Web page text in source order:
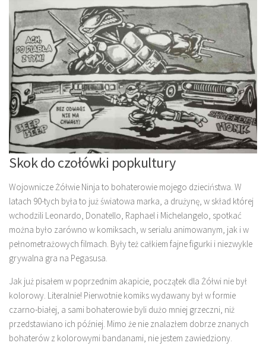
Skok do czołówki popkultury
Wojownicze Żółwie Ninja to bohaterowie mojego dzieciństwa. W
latach 90-tych była to już światowa marka, a drużynę, w skład której
wchodzili Leonardo, Donatello, Raphael i Michelangelo, spotkać
można było zarówno w komiksach, w serialu animowanym, jak i w
pełnometrażowych filmach. Były też całkiem fajne figurki i niezwykle
grywalna gra na Pegasusa.
Jak już pisałem w poprzednim akapicie, początek dla Żółwi nie był
kolorowy. Literalnie! Pierwotnie komiks wydawany był w formie
czarno-białej, a sami bohaterowie byli dużo mniej grzeczni, niż
przedstawiano ich później. Mimo że nie znalazłem dobrze znanych
bohaterów z kolorowymi bandanami, nie jestem zawiedziony.